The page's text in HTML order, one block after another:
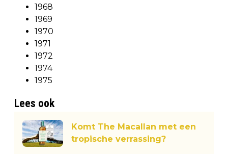
1968
1969
1970
1971
1972
1974
1975
Lees ook
Komt The Macallan met een
tropische verrassing?